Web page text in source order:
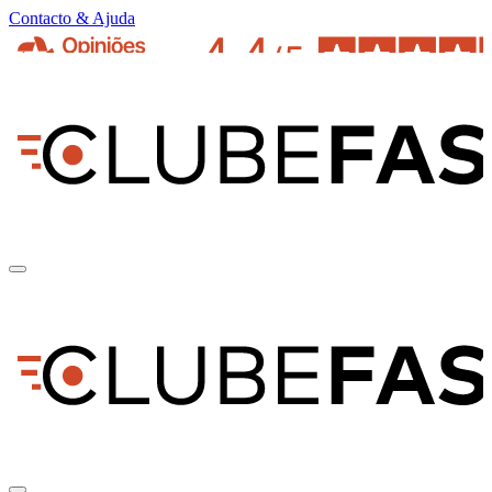
Contacto & Ajuda